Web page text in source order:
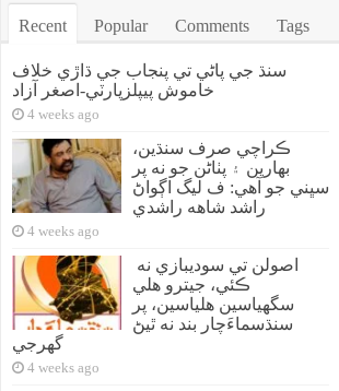
Recent Popular Comments Tags
سنڌ جي پاڻي تي پنجاب جي ڌاڙي خلاف
خاموش پيپلزپارٽي-اصغر آزاد
4 weeks ago
ڪراچي صرف سنڌين،
بهارين ۽ پٺاڻن جو نه پر
سڀني جو آهي: ف ليگ اڳواڻ
راشد شاهه راشدي
4 weeks ago
ڪئي، جيترو هلي
سگهياسين هلياسين، پر
سنڌسماءَچار بند نه ٿيڻ
گهرجي
4 weeks ago